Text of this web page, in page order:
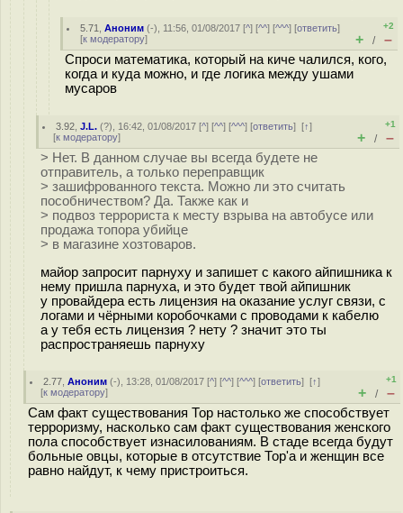
5.71 ,Аноним (-), 11:56, 01/08/2017 [^] [^^] [^^^] [ответить]
[к модератору]
+2
+ / –
Спроси математика, который на киче чалился, кого,
когда и куда можно, и где логика между ушами
мусаров
3.92 ,J.L. (?), 16:42, 01/08/2017 [^] [^^] [^^^] [ответить][↑]
[к модератору]
+1
+ / –
> Нет. В данном случае вы всегда будете не
отправитель, а только переправщик
> зашифрованного текста. Можно ли это считать
пособничеством? Да. Также как и
> подвоз террориста к месту взрыва на автобусе или
продажа топора убийце
> в магазине хозтоваров.
майор запросит парнуху и запишет с какого айпишника к
нему пришла парнуха, и это будет твой айпишник
у провайдера есть лицензия на оказание услуг связи, с
логами и чёрными коробочками с проводами к кабелю
а у тебя есть лицензия ? нету ? значит это ты
распространяешь парнуху
2.77 ,Аноним (-), 13:28, 01/08/2017 [^] [^^] [^^^] [ответить][↑]
[к модератору]
+1
+ / –
Сам факт существования Тор настолько же способствует
терроризму, насколько сам факт существования женского
пола способствует изнасилованиям. В стаде всегда будут
больные овцы, которые в отсутствие Тор'а и женщин все
равно найдут, к чему пристроиться.